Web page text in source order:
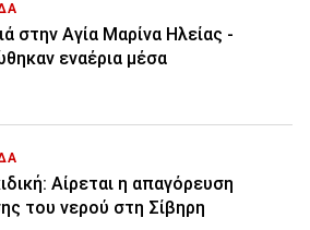
στην Aγία Μαρίνα Ηλείας -
εναέρια μέσα
Αίρεται η απαγόρευση
του νερού στη Σίβηρη